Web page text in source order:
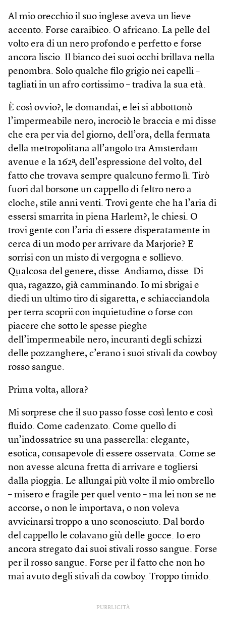
Al mio orecchio il suo inglese aveva un lieve
accento. Forse caraibico. O africano. La pelle del
volto era di un nero profondo e perfetto e forse
ancora liscio. Il bianco dei suoi occhi brillava nella
penombra. Solo qualche filo grigio nei capelli –
tagliati in un afro cortissimo – tradiva la sua età.
È così ovvio?, le domandai, e lei si abbottonò
l’impermeabile nero, incrociò le braccia e mi disse
che era per via del giorno, dell’ora, della fermata
della metropolitana all’angolo tra Amsterdam
avenue e la 162ª, dell’espressione del volto, del
fatto che trovava sempre qualcuno fermo lì. Tirò
fuori dal borsone un cappello di feltro nero a
cloche, stile anni venti. Trovi gente che ha l’aria di
essersi smarrita in piena Harlem?, le chiesi. O
trovi gente con l’aria di essere disperatamente in
cerca di un modo per arrivare da Marjorie? E
sorrisi con un misto di vergogna e sollievo.
Qualcosa del genere, disse. Andiamo, disse. Di
qua, ragazzo, già camminando. Io mi sbrigai e
diedi un ultimo tiro di sigaretta, e schiacciandola
per terra scoprii con inquietudine o forse con
piacere che sotto le spesse pieghe
dell’impermeabile nero, incuranti degli schizzi
delle pozzanghere, c’erano i suoi stivali da cowboy
rosso sangue.
Prima volta, allora?
Mi sorprese che il suo passo fosse così lento e così
fluido. Come cadenzato. Come quello di
un’indossatrice su una passerella: elegante,
esotica, consapevole di essere osservata. Come se
non avesse alcuna fretta di arrivare e togliersi
dalla pioggia. Le allungai più volte il mio ombrello
– misero e fragile per quel vento – ma lei non se ne
accorse, o non le importava, o non voleva
avvicinarsi troppo a uno sconosciuto. Dal bordo
del cappello le colavano giù delle gocce. Io ero
ancora stregato dai suoi stivali rosso sangue. Forse
per il rosso sangue. Forse per il fatto che non ho
mai avuto degli stivali da cowboy. Troppo timido.
PUBBLICITÀ